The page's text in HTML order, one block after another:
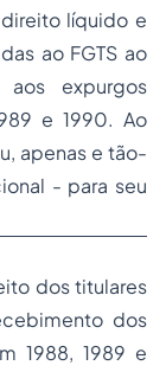
direito líquido e
ao FGTS ao
expurgos
e 1990. Ao
apenas e tão-
- para seu
dos titulares
dos
1988, 1989 e